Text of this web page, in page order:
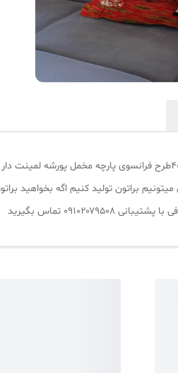
کاور کوسن مخمل ایران خاتون۴۰در ۴۰طرح
براتون تولید کنیم اگه بخواهید
تماس بگیرید